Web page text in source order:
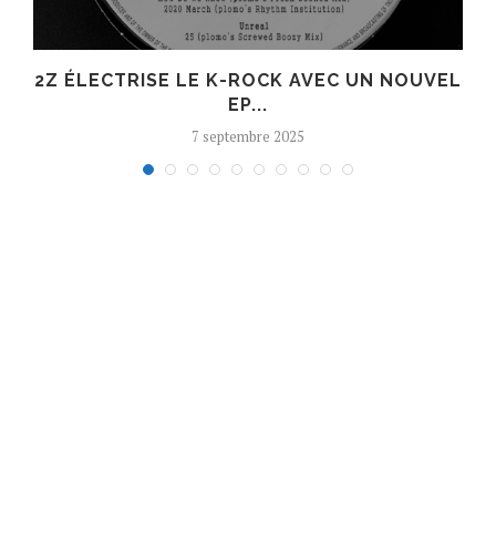
2Z ÉLECTRISE LE K-ROCK AVEC UN NOUVEL
EP...
7 septembre 2025